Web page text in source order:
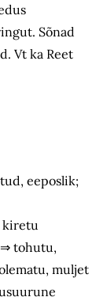
Sõnad
Vt ka Reet
eeposlik;
kiretu
tohutu,
muljet